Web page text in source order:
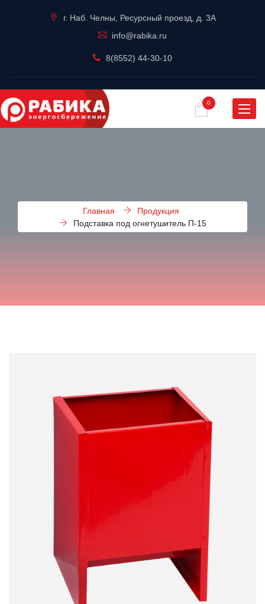
г. Наб. Челны, Ресурсный проезд, д. 3А
info@rabika.ru
8(8552) 44-30-10
0
Главная
Продукция
Подставка под огнетушитель П-15